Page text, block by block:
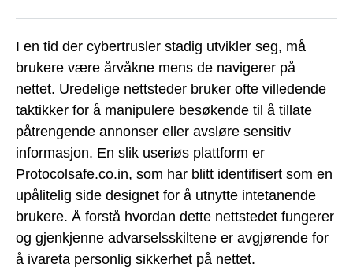
I en tid der cybertrusler stadig utvikler seg, må
brukere være årvåkne mens de navigerer på
nettet. Uredelige nettsteder bruker ofte villedende
taktikker for å manipulere besøkende til å tillate
påtrengende annonser eller avsløre sensitiv
informasjon. En slik useriøs plattform er
Protocolsafe.co.in, som har blitt identifisert som en
upålitelig side designet for å utnytte intetanende
brukere. Å forstå hvordan dette nettstedet fungerer
og gjenkjenne advarselsskiltene er avgjørende for
å ivareta personlig sikkerhet på nettet.